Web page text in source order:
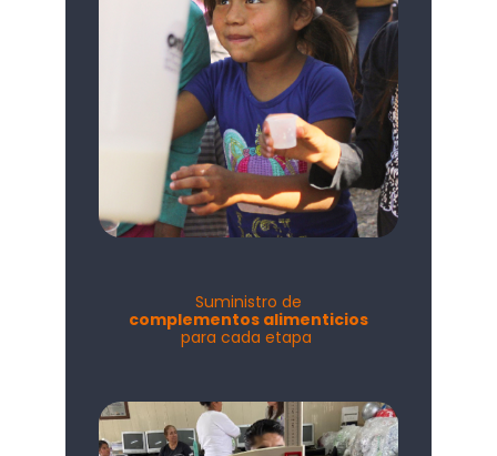
Suministro de
complementos alimenticios
para cada etapa